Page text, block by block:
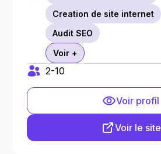
Creation de site internet
Audit SEO
Voir +
2-10
Voir profil
Voir le site